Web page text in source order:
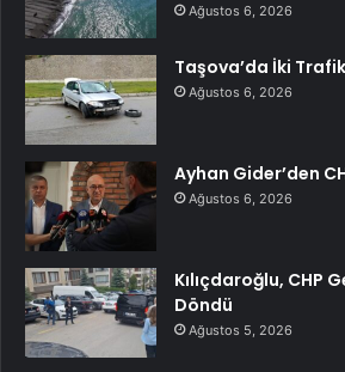
Ağustos 6, 2026
Taşova’da İki
Ağustos 6, 2026
Ayhan Gider’den
Ağustos 6, 2026
Kılıçdaroğlu, CHP
Döndü
Ağustos 5, 2026